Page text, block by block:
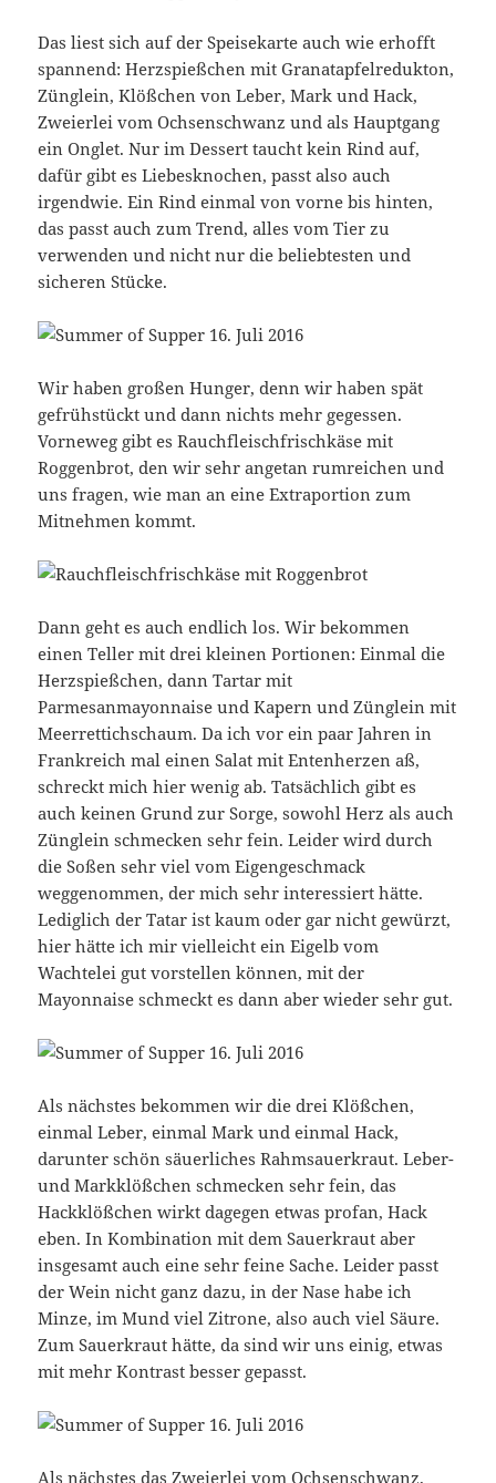
Das liest sich auf der Speisekarte auch wie erhofft
spannend: Herzspießchen mit Granatapfelredukton,
Zünglein, Klößchen von Leber, Mark und Hack,
Zweierlei vom Ochsenschwanz und als Hauptgang
ein Onglet. Nur im Dessert taucht kein Rind auf,
dafür gibt es Liebesknochen, passt also auch
irgendwie. Ein Rind einmal von vorne bis hinten,
das passt auch zum Trend, alles vom Tier zu
verwenden und nicht nur die beliebtesten und
sicheren Stücke.
Wir haben großen Hunger, denn wir haben spät
gefrühstückt und dann nichts mehr gegessen.
Vorneweg gibt es Rauchfleischfrischkäse mit
Roggenbrot, den wir sehr angetan rumreichen und
uns fragen, wie man an eine Extraportion zum
Mitnehmen kommt.
Dann geht es auch endlich los. Wir bekommen
einen Teller mit drei kleinen Portionen: Einmal die
Herzspießchen, dann Tartar mit
Parmesanmayonnaise und Kapern und Zünglein mit
Meerrettichschaum. Da ich vor ein paar Jahren in
Frankreich mal einen Salat mit Entenherzen aß,
schreckt mich hier wenig ab. Tatsächlich gibt es
auch keinen Grund zur Sorge, sowohl Herz als auch
Zünglein schmecken sehr fein. Leider wird durch
die Soßen sehr viel vom Eigengeschmack
weggenommen, der mich sehr interessiert hätte.
Lediglich der Tatar ist kaum oder gar nicht gewürzt,
hier hätte ich mir vielleicht ein Eigelb vom
Wachtelei gut vorstellen können, mit der
Mayonnaise schmeckt es dann aber wieder sehr gut.
Als nächstes bekommen wir die drei Klößchen,
einmal Leber, einmal Mark und einmal Hack,
darunter schön säuerliches Rahmsauerkraut. Leber-
und Markklößchen schmecken sehr fein, das
Hackklößchen wirkt dagegen etwas profan, Hack
eben. In Kombination mit dem Sauerkraut aber
insgesamt auch eine sehr feine Sache. Leider passt
der Wein nicht ganz dazu, in der Nase habe ich
Minze, im Mund viel Zitrone, also auch viel Säure.
Zum Sauerkraut hätte, da sind wir uns einig, etwas
mit mehr Kontrast besser gepasst.
Als nächstes das Zweierlei vom Ochsenschwanz,